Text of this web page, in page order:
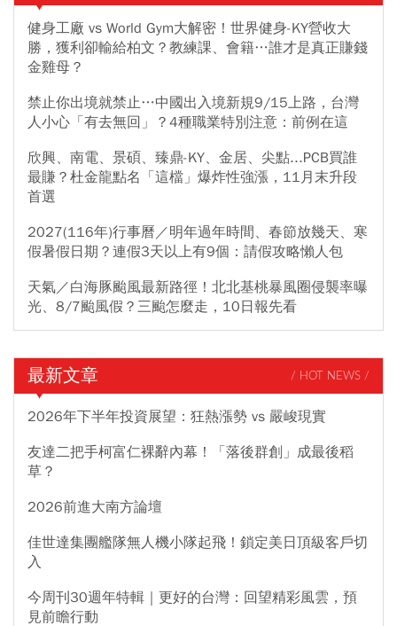
健身工廠 vs World Gym大解密！世界健身-KY營收大
勝，獲利卻輸給柏文？教練課、會籍…誰才是真正賺錢
金雞母？
禁止你出境就禁止…中國出入境新規9/15上路，台灣
人小心「有去無回」？4種職業特別注意：前例在這
欣興、南電、景碩、臻鼎-KY、金居、尖點...PCB買誰
最賺？杜金龍點名「這檔」爆炸性強漲，11月末升段
首選
2027(116年)行事曆／明年過年時間、春節放幾天、寒
假暑假日期？連假3天以上有9個：請假攻略懶人包
天氣／白海豚颱風最新路徑！北北基桃暴風圈侵襲率曝
光、8/7颱風假？三颱怎麼走，10日報先看
最新文章 / HOT NEWS /
2026年下半年投資展望：狂熱漲勢 vs 嚴峻現實
友達二把手柯富仁裸辭內幕！「落後群創」成最後稻
草？
2026前進大南方論壇
佳世達集團艦隊無人機小隊起飛！鎖定美日頂級客戶切
入
今周刊30週年特輯｜更好的台灣：回望精彩風雲，預
見前瞻行動